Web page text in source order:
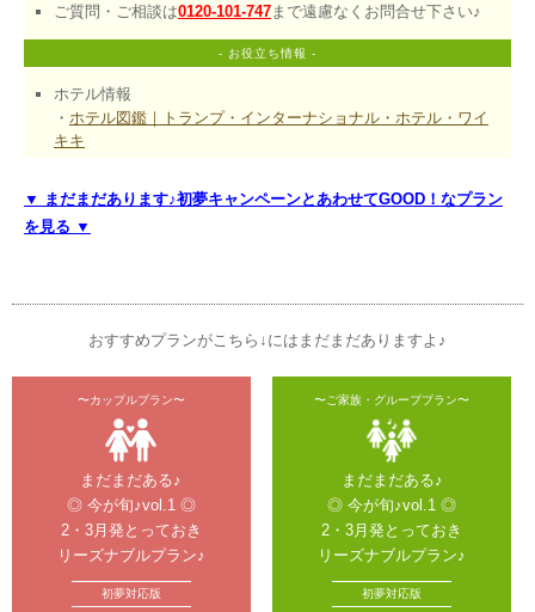
ご質問・ご相談は0120-101-747 まで遠慮なくお問合せ下さい♪
- お役立ち情報 -
ホテル情報
・ ホテル図鑑｜トランプ・インターナショナル・ホテル・ワイ
キキ
▼ まだまだあります♪初夢キャンペーンとあわせてGOOD！なプラン
を見る ▼
おすすめプランがこちら↓にはまだまだありますよ♪
まだまだある♪
◎ 今が旬♪vol.1 ◎
2・3月発とっておき
リーズナブルプラン♪
初夢対応版
まだまだある♪
◎ 今が旬♪vol.1 ◎
2・3月発とっておき
リーズナブルプラン♪
初夢対応版